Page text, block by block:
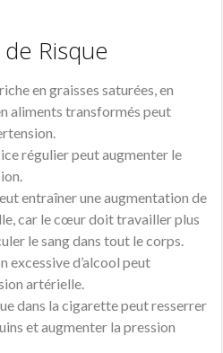
Risque
en graisses saturées, en
aliments transformés peut
régulier peut augmenter le
entraîner une augmentation de
car le cœur doit travailler plus
le sang dans tout le corps.
excessive d’alcool peut
artérielle.
dans la cigarette peut resserrer
et augmenter la pression